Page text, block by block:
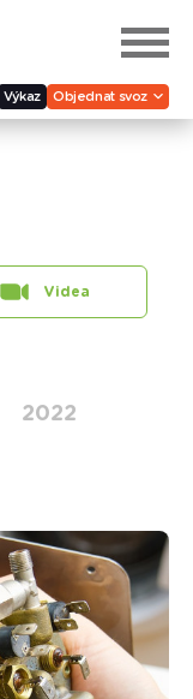
Výkaz Objednat svoz
Videa
2022